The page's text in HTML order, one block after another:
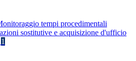
tempi procedimentali
sostitutive e acquisizione d'ufficio
1